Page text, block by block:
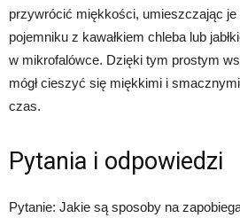
przywrócić miękkości, umieszczając
pojemniku z kawałkiem chleba lub
w mikrofalówce. Dzięki tym prostym
mógł cieszyć się miękkimi i
czas.
Pytania i odpowiedzi
Pytanie: Jakie są sposoby na